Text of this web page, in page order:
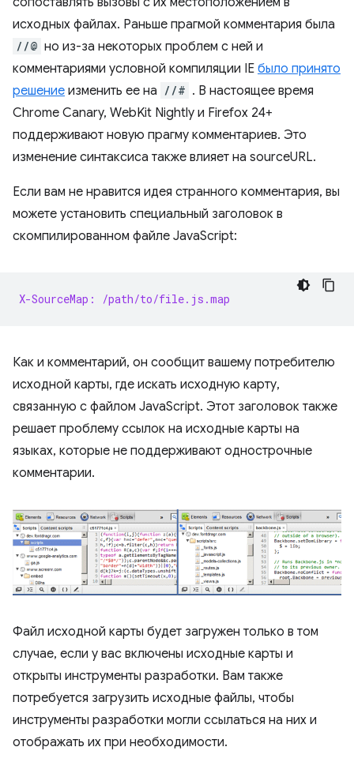
исходных файлах. Раньше прагмой комментария была
//@ но из-за некоторых проблем с ней и
комментариями условной компиляции IE было принято
решение изменить ее на //# . В настоящее время
Chrome Canary, WebKit Nightly и Firefox 24+
поддерживают новую прагму комментариев. Это
изменение синтаксиса также влияет на sourceURL.
Если вам не нравится идея странного комментария, вы
можете установить специальный заголовок в
скомпилированном файле JavaScript:
X-SourceMap: /path/to/file.js.map
Как и комментарий, он сообщит вашему потребителю
исходной карты, где искать исходную карту,
связанную с файлом JavaScript. Этот заголовок также
решает проблему ссылок на исходные карты на
языках, которые не поддерживают однострочные
комментарии.
Файл исходной карты будет загружен только в том
случае, если у вас включены исходные карты и
открыты инструменты разработки. Вам также
потребуется загрузить исходные файлы, чтобы
инструменты разработки могли ссылаться на них и
отображать их при необходимости.